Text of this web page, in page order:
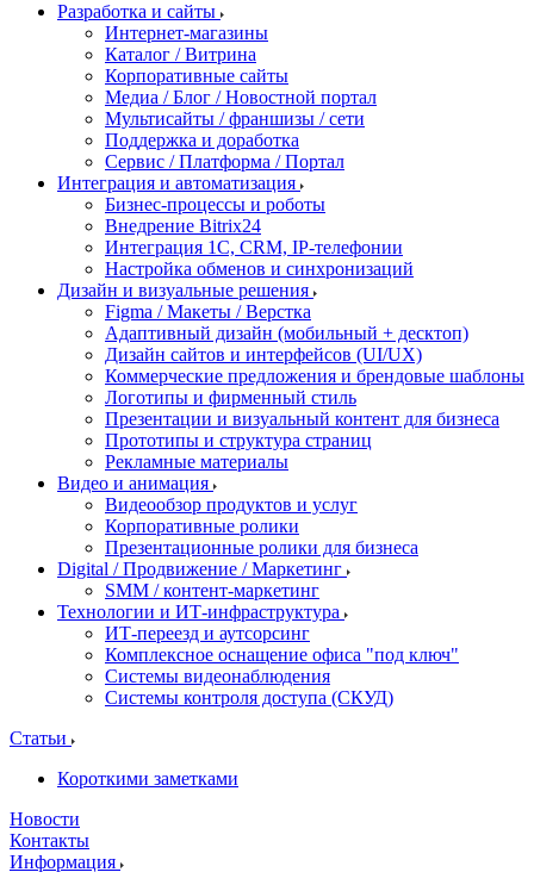
Разработка и сайты
Интернет-магазины
Каталог / Витрина
Корпоративные сайты
Медиа / Блог / Новостной портал
Мультисайты / франшизы / сети
Поддержка и доработка
Сервис / Платформа / Портал
Интеграция и автоматизация
Бизнес-процессы и роботы
Внедрение Bitrix24
Интеграция 1С, CRM, IP-телефонии
Настройка обменов и синхронизаций
Дизайн и визуальные решения
Figma / Макеты / Верстка
Адаптивный дизайн (мобильный + десктоп)
Дизайн сайтов и интерфейсов (UI/UX)
Коммерческие предложения и брендовые шаблоны
Логотипы и фирменный стиль
Презентации и визуальный контент для бизнеса
Прототипы и структура страниц
Рекламные материалы
Видео и анимация
Видеообзор продуктов и услуг
Корпоративные ролики
Презентационные ролики для бизнеса
Digital / Продвижение / Маркетинг
SMM / контент-маркетинг
Технологии и ИТ-инфраструктура
ИТ-переезд и аутсорсинг
Комплексное оснащение офиса "под ключ"
Системы видеонаблюдения
Системы контроля доступа (СКУД)
Статьи
Короткими заметками
Новости
Контакты
Информация